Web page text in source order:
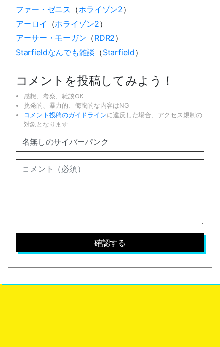
ファー・ゼニス （ホライゾン2）
アーロイ
（ホライゾン2）
アーサー・モーガン （RDR2）
Starfieldなんでも雑談 （Starfield）
コメントを投稿してみよう！
感想、考察、雑談OK
挑発的、暴力的、侮蔑的な内容はNG
コメント投稿のガイドラインに違反した場合、アクセス規制の
対象となります